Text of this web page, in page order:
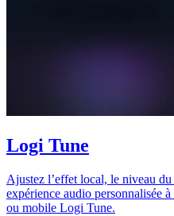
Logi Tune
Ajustez l’effet local, le niveau
expérience audio personnalisée
ou mobile Logi Tune.